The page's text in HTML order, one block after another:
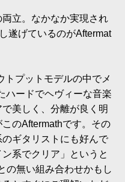
立。なかなか実現され
遂げているのがAftermat
トプットモデルの中でメ
ハードでヘヴィーな音楽
美しく、分離が良く明
のAftermathです。その
ギタリストにも好んで
系でクリア」というと
の無い組み合わせかもし